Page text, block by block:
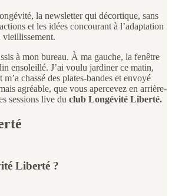
la newsletter qui décortique, sans
et les idées concourant à l’adaptation
vieillissement.
à mon bureau. À ma gauche, la fenêtre
ensoleillé. J’ai voulu jardiner ce matin,
chassé des plates-bandes et envoyé
agréable, que vous apercevez en arrière-
sessions live du club Longévité Liberté.
Liberté ?